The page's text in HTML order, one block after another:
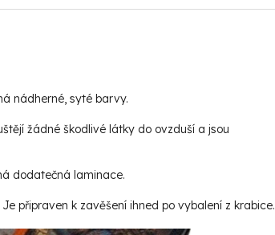
nádherné, syté barvy.
žádné škodlivé látky do ovzduší a jsou
dodatečná laminace.
Je připraven k zavěšení ihned po vybalení z krabice.